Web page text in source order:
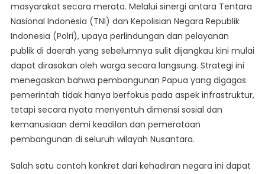
Papua
masyarakat secara merata. Melalui sinergi antara Tentara
Nasional Indonesia (TNI) dan Kepolisian Negara Republik
Indonesia (Polri), upaya perlindungan dan pelayanan
publik di daerah yang sebelumnya sulit dijangkau kini mulai
dapat dirasakan oleh warga secara langsung. Strategi ini
menegaskan bahwa pembangunan Papua yang digagas
pemerintah tidak hanya berfokus pada aspek infrastruktur,
tetapi secara nyata menyentuh dimensi sosial dan
kemanusiaan demi keadilan dan pemerataan
pembangunan di seluruh wilayah Nusantara.
Salah satu contoh konkret dari kehadiran negara ini dapat